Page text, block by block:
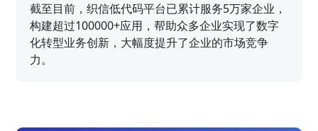
截至目前，织信低代码平台已累计服务5万家企业，
构建超过100000+应用，帮助众多企业实现了数字
化转型业务创新，大幅度提升了企业的市场竞争
力。